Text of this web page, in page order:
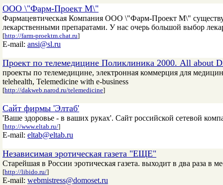
ООО \"Фарм-Проект М\"
Фармацевтическая Компания ООО \"Фарм-Проект М\"
лекарственными препаратами. У нас очерь большой выбор
[http://farm-proektm.chat.ru]
E-mail: ansi@sl.ru
Проект по телемедицине Поликлиника 2000. All about
проекты по телемедицине, электронная коммерция для
telehealth, Telemedicine with e-business
[http://dakweb.narod.ru/telemedicine]
Сайт фирмы 'Элтаб'
'Ваше здоровье - в ваших руках'. Сайт российской сетевой
[http://www.eltab.ru/]
E-mail: eltab@eltab.ru
Независимая эротическая газета "ЕЩЕ"
Старейшая в России эротическая газета. выходит в два раза в
[http://libido.ru/]
E-mail: webmistress@domoset.ru